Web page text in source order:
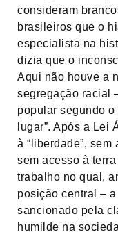
consideram
brasileiros que o
especialista na
dizia que o
Aqui não houve a
segregação racial
popular segundo o
lugar”. Após a Lei
à “liberdade”,
sem acesso à
trabalho no qual,
posição central –
sancionado pela
humilde na